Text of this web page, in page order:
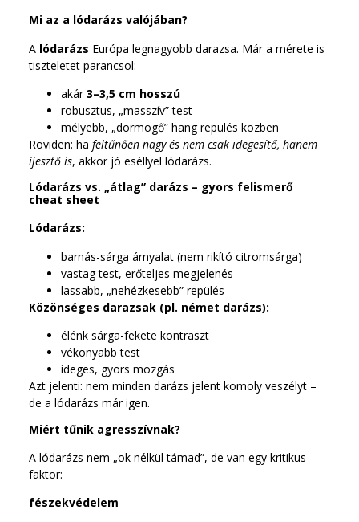
Mi az a lódarázs valójában?
A lódarázs Európa legnagyobb darazsa. Már a mérete is
tiszteletet parancsol:
akár3–3,5 cm hosszú
robusztus, „masszív” test
mélyebb, „dörmögő” hang repülés közben
Röviden: hafeltűnően nagy és nem csak idegesítő, hanem
ijesztő is, akkor jó eséllyel lódarázs.
Lódarázs vs. „átlag” darázs – gyors felismerő
cheat sheet
Lódarázs:
barnás-sárga árnyalat (nem rikító citromsárga)
vastag test, erőteljes megjelenés
lassabb, „nehézkesebb” repülés
Közönséges darazsak (pl. német darázs):
élénk sárga-fekete kontraszt
vékonyabb test
ideges, gyors mozgás
Azt jelenti: nem minden darázs jelent komoly veszélyt –
de a lódarázs már igen.
Miért tűnik agresszívnak?
A lódarázs nem „ok nélkül támad”, de van egy kritikus
faktor:
fészekvédelem